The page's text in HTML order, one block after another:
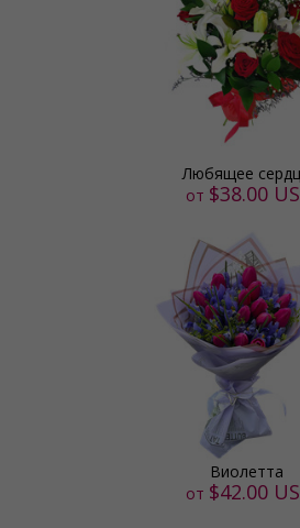
Любящее
от $38.00 US
Виолетта
от $42.00 US